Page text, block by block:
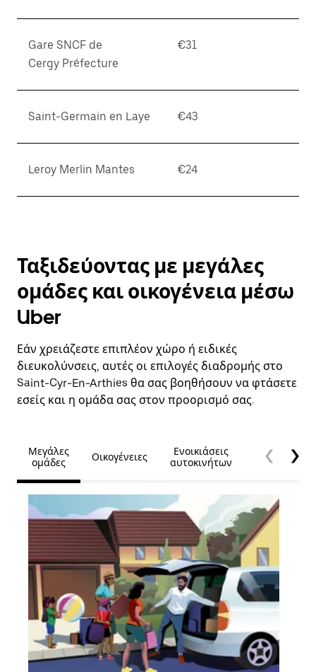
Gare SNCF de
Cergy Préfecture
€31
Saint-Germain en Laye €43
Leroy Merlin Mantes €24
Ταξιδεύοντας με μεγάλες
ομάδες και οικογένεια μέσω
Uber
Εάν χρειάζεστε επιπλέον χώρο ή ειδικές
διευκολύνσεις, αυτές οι επιλογές διαδρομής στο
Saint-Cyr-En-Arthies θα σας βοηθήσουν να φτάσετε
εσείς και η ομάδα σας στον προορισμό σας.
Μεγάλες
ομάδες
Οικογένειες
Ενοικιάσεις
αυτοκινήτων